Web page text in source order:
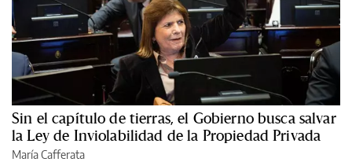
Sin el capítulo de tierras, el Gobierno busca salvar
la Ley de Inviolabilidad de la Propiedad Privada
María Cafferata